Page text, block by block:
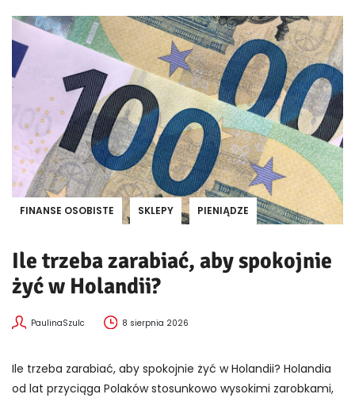
FINANSE OSOBISTE SKLEPY PIENIĄDZE
Ile trzeba zarabiać, aby spokojnie
żyć w Holandii?
PaulinaSzulc 8 sierpnia 2026
Ile trzeba zarabiać, aby spokojnie żyć w Holandii? Holandia
od lat przyciąga Polaków stosunkowo wysokimi zarobkami,